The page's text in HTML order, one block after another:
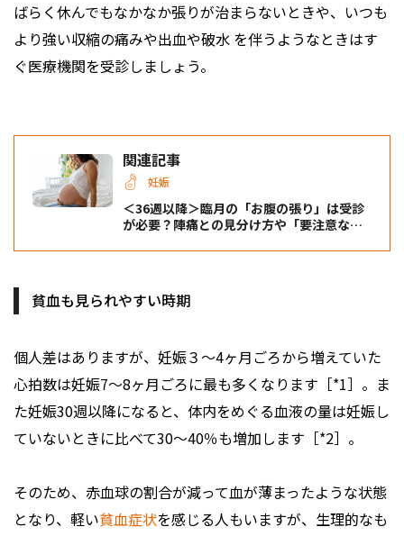
ばらく休んでもなかなか張りが治まらないときや、いつも
より強い収縮の痛みや出血や破水 を伴うようなときはす
ぐ医療機関を受診しましょう。
関連記事
妊娠
＜36週以降＞臨月の「お腹の張り」は受診
が必要？陣痛との見分け方や「要注意な症
貧血も見られやすい時期
個人差はありますが、妊娠３～4ヶ月ごろから増えていた
心拍数は妊娠7～8ヶ月ごろに最も多くなります［*1］。ま
た妊娠30週以降になると、体内をめぐる血液の量は妊娠し
ていないときに比べて30～40％も増加します［*2］。
そのため、赤血球の割合が減って血が薄まったような状態
となり、軽い貧血症状を感じる人もいますが、生理的なも